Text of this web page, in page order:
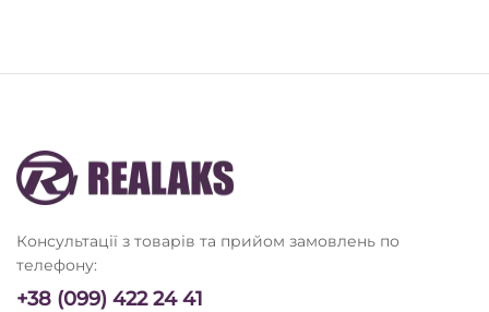
Консультації з товарів та прийом замовлень по
телефону:
+38 (099) 422 24 41